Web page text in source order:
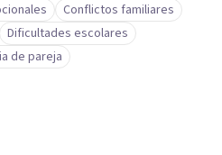
Conflictos familiares
Dificultades escolares
de pareja